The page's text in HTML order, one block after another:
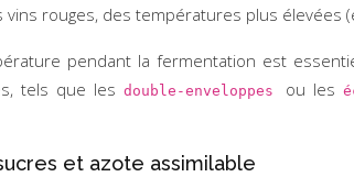
rouges, des températures plus élevées
pendant la fermentation est
tels que lesdouble-enveloppes ou les
et azote assimilable